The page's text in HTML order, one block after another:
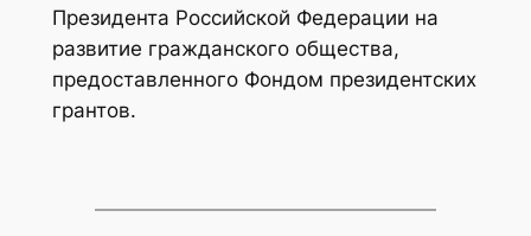
Президента Российской Федерации на
развитие гражданского общества,
предоставленного Фондом президентских
грантов.